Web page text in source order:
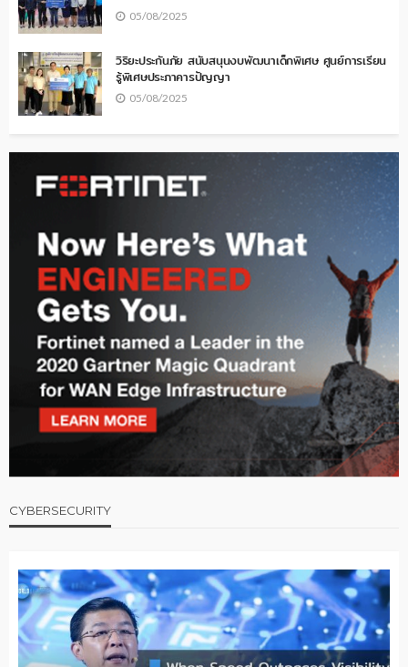
05/08/2025
วิริยะประกันภัย สนับสนุนงบพัฒนาเด็กพิเศษ ศูนย์การเรียน
รู้พิเศษประภาคารปัญญา
05/08/2025
CYBERSECURITY